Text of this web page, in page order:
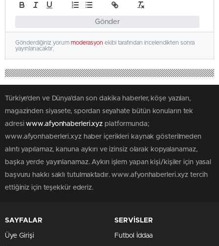
Gönder
Gönderdiğiniz yorum moderasyon ekibi tarafından incelendikten sonra
yayınlanacaktır.
Türkiye'den ve Dünya’dan son dakika haberler, köşe yazıları,
magazinden siyasete, spordan seyahate bütün konuların tek
adresiwww.afyonhaberleri.xyz platformunda;
www.afyonhaberleri.xyz haber içerikleri kaynak gösterilmeden
alıntı yapılamaz, kanuna aykırı ve izinsiz olarak kopyalanamaz,
başka yerde yayınlanamaz. Aykırı işlem yapan kişi/kişiler için yasal
başvuru hakkı saklı tutulmaktadır. www.afyonhaberleri.xyz tercih
ettiğiniz için teşekkür ederiz.
SAYFALAR
Üye Girişi
SERVİSLER
Futbol İddaa